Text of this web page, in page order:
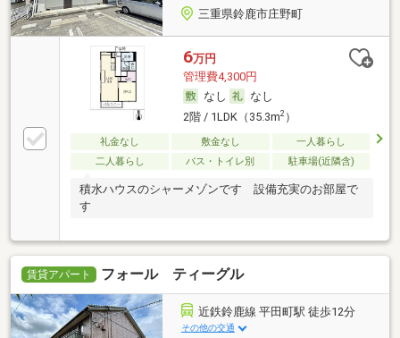
三重県鈴鹿市庄野町
6万円
管理費4,300円
なし
なし
2階 / 1LDK（35.3m2）
礼金なし 敷金なし
一人暮らし
二人暮らし
バス・トイレ別 駐車場(近隣含)
積水ハウスのシャーメゾンです 設備充実のお部屋で
す
賃貸アパート フォール ティーグル
近鉄鈴鹿線 平田町駅 徒歩12分
その他の交通